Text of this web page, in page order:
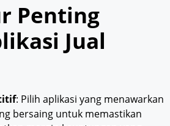
Penting
Jual
: Pilih aplikasi yang menawarkan
bersaing untuk memastikan